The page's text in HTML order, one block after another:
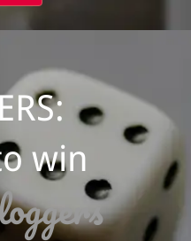
win